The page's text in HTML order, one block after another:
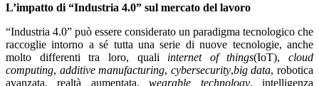
L’impatto di “Industria 4.0” sul mercato del lavoro
“Industria 4.0” può essere considerato un paradigma tecnologico che
raccoglie intorno a sé tutta una serie di nuove tecnologie, anche
molto differenti tra loro, quali internet of things(IoT), cloud
computing, additive manufacturing, cybersecurity,big data, robotica
avanzata, realtà aumentata,wearable technology, intelligenza